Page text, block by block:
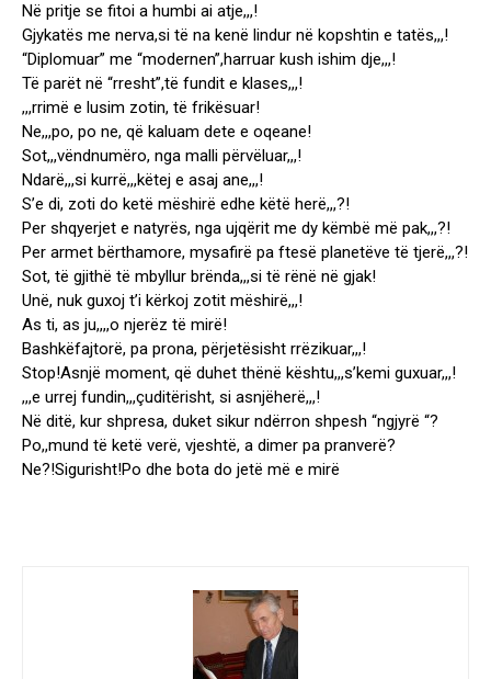
Në pritje se fitoi a humbi ai atje,,,!
Gjykatës me nerva,si të na kenë lindur në kopshtin e tatës,,,!
“Diplomuar” me “modernen”,harruar kush ishim dje,,,!
Të parët në “rresht”,të fundit e klases,,,!
,,,rrimë e lusim zotin, të frikësuar!
Ne,,,po, po ne, që kaluam dete e oqeane!
Sot,,,vëndnumëro, nga malli përvëluar,,,!
Ndarë,,,si kurrë,,,këtej e asaj ane,,,!
S’e di, zoti do ketë mëshirë edhe këtë herë,,,?!
Per shqyerjet e natyrës, nga ujqërit me dy këmbë më pak,,,?!
Per armet bërthamore, mysafirë pa ftesë planetëve të tjerë,,,?!
Sot, të gjithë të mbyllur brënda,,,si të rënë në gjak!
Unë, nuk guxoj t’i kërkoj zotit mëshirë,,,!
As ti, as ju,,,,o njerëz të mirë!
Bashkëfajtorë, pa prona, përjetësisht rrëzikuar,,,!
Stop!Asnjë moment, që duhet thënë kështu,,,s’kemi guxuar,,,!
,,,e urrej fundin,,,çuditërisht, si asnjëherë,,,!
Në ditë, kur shpresa, duket sikur ndërron shpesh “ngjyrë “?
Po,,mund të ketë verë, vjeshtë, a dimer pa pranverë?
Ne?!Sigurisht!Po dhe bota do jetë më e mirë